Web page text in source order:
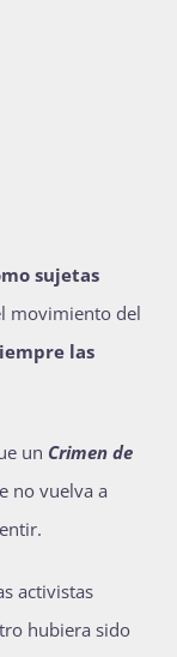
sujetas
movimiento del
las
un Crimen de
no vuelva a
activistas
hubiera sido